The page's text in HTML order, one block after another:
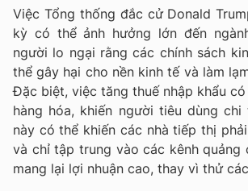
Việc Tổng thống đắc cử Donald
kỳ có thể ảnh hưởng lớn đến
người lo ngại rằng các chính sách
thể gây hại cho nền kinh tế và làm
Đặc biệt, việc tăng thuế nhập khẩu
hàng hóa, khiến người tiêu dùng
này có thể khiến các nhà tiếp thị
và chỉ tập trung vào các kênh quảng
mang lại lợi nhuận cao, thay vì thử